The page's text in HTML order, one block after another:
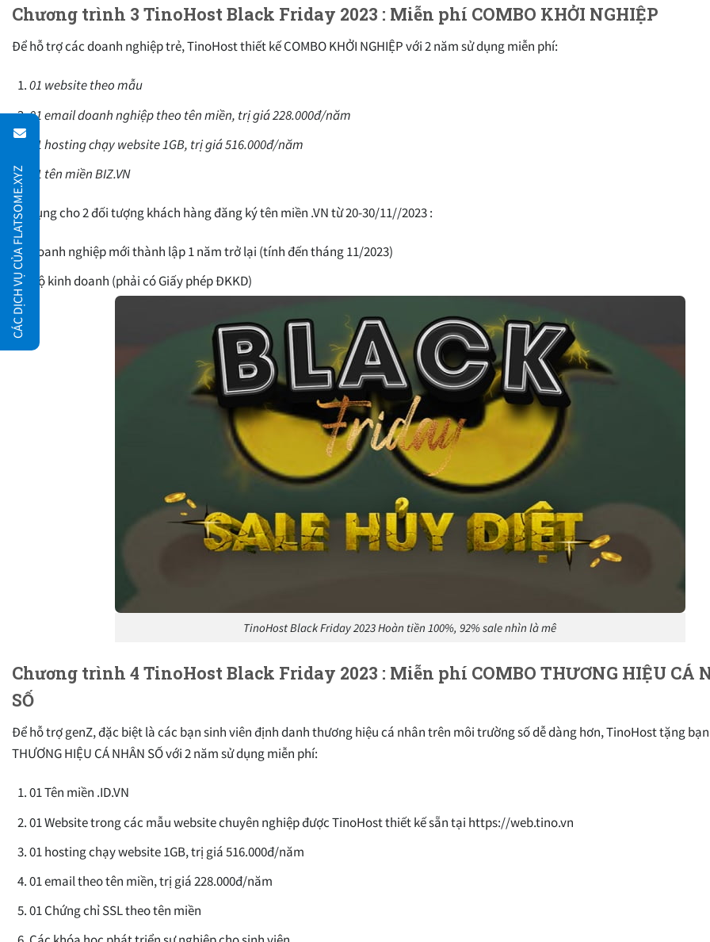
Chương trình 3 TinoHost Black Friday 2023 : Miễn phí COMBO KHỞI NGHIỆP
Để hỗ trợ các doanh nghiệp trẻ, TinoHost thiết kế COMBO KHỞI NGHIỆP với 2 năm sử dụng miễn phí:
01 website theo mẫu
01 email doanh nghiệp theo tên miền, trị giá 228.000đ/năm
01 hosting chạy website 1GB, trị giá 516.000đ/năm
01 tên miền BIZ.VN
Áp dụng cho 2 đối tượng khách hàng đăng ký tên miền .VN từ 20-30/11//2023 :
Doanh nghiệp mới thành lập 1 năm trở lại (tính đến tháng 11/2023)
Hộ kinh doanh (phải có Giấy phép ĐKKD)
TinoHost Black Friday 2023 Hoàn tiền 100%, 92% sale nhìn là mê
Chương trình 4 TinoHost Black Friday 2023 : Miễn phí COMBO THƯƠNG HIỆU CÁ
SỐ
Để hỗ trợ genZ, đặc biệt là các bạn sinh viên định danh thương hiệu cá nhân trên môi trường số dễ dàng hơn, TinoHost tặng bạn
THƯƠNG HIỆU CÁ NHÂN SỐ với 2 năm sử dụng miễn phí:
01 Tên miền .ID.VN
01 Website trong các mẫu website chuyên nghiệp được TinoHost thiết kế sẵn tại https://web.tino.vn
01 hosting chạy website 1GB, trị giá 516.000đ/năm
01 email theo tên miền, trị giá 228.000đ/năm
01 Chứng chỉ SSL theo tên miền
CÁC DỊCH VỤ CỦA FLATSOME.XYZ